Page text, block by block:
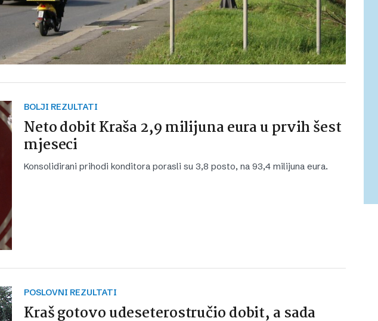
BOLJI REZULTATI
Neto dobit Kraša 2,9 milijuna eura u prvih šest
mjeseci
Konsolidirani prihodi konditora porasli su 3,8 posto, na 93,4 milijuna eura.
POSLOVNI REZULTATI
Kraš gotovo udeseterostručio dobit, a sada